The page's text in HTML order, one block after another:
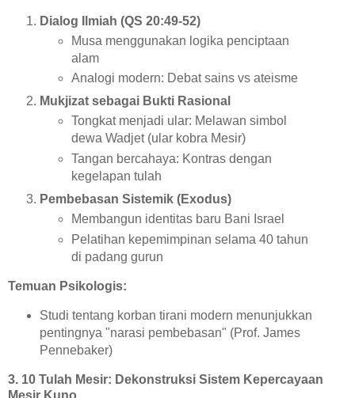
Dialog Ilmiah (QS 20:49-52)
Musa menggunakan logika penciptaan
alam
Analogi modern: Debat sains vs ateisme
Mukjizat sebagai Bukti Rasional
Tongkat menjadi ular: Melawan simbol
dewa Wadjet (ular kobra Mesir)
Tangan bercahaya: Kontras dengan
kegelapan tulah
Pembebasan Sistemik (Exodus)
Membangun identitas baru Bani Israel
Pelatihan kepemimpinan selama 40 tahun
di padang gurun
Temuan Psikologis:
Studi tentang korban tirani modern menunjukkan
pentingnya "narasi pembebasan" (Prof. James
Pennebaker)
3. 10 Tulah Mesir: Dekonstruksi Sistem Kepercayaan
Mesir Kuno